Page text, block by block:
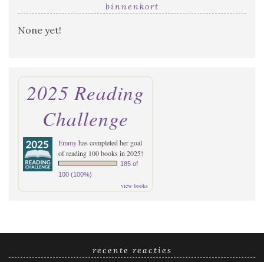
binnenkort
None yet!
2025 Reading
Challenge
Emmyhas completed her goal
of reading 100 books in 2025!
185 of
100 (100%)
view books
recente reacties